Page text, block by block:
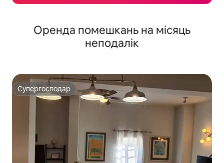
Оренда помешкань на місяць
неподалік
Супергосподар
Супергосподар